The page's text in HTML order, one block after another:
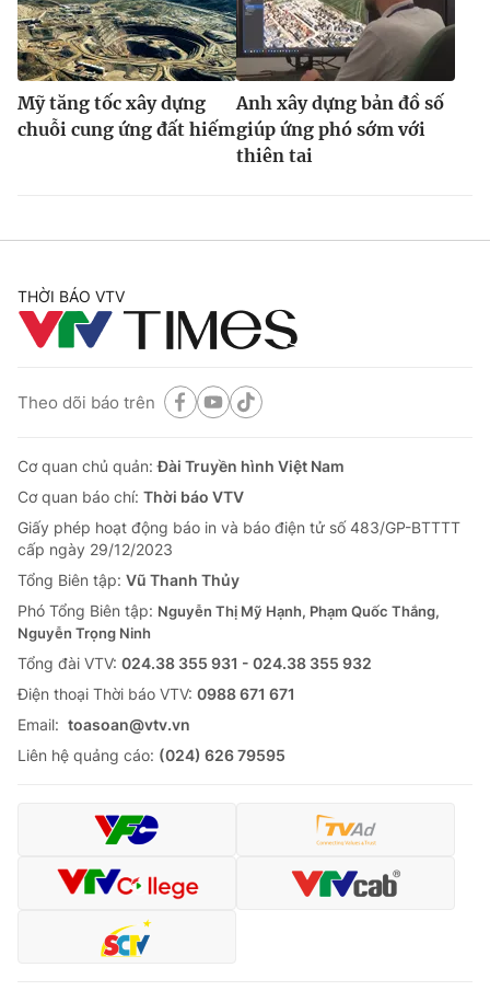
Mỹ tăng tốc xây dựng
chuỗi cung ứng đất hiếm
Anh xây dựng bản đồ số
giúp ứng phó sớm với
thiên tai
THỜI BÁO VTV
Theo dõi báo trên
Cơ quan chủ quản:Đài Truyền hình Việt Nam
Cơ quan báo chí: Thời báo VTV
Giấy phép hoạt động báo in và báo điện tử số 483/GP-BTTTT
cấp ngày 29/12/2023
Tổng Biên tập: Vũ Thanh Thủy
Phó Tổng Biên tập: Nguyễn Thị Mỹ Hạnh, Phạm Quốc Thắng,
Nguyễn Trọng Ninh
Tổng đài VTV: 024.38 355 931 - 024.38 355 932
Ðiện thoại Thời báo VTV: 0988 671 671
Email: toasoan@vtv.vn
Liên hệ quảng cáo: (024) 626 79595